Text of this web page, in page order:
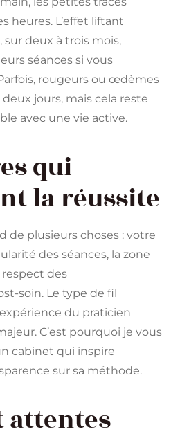
heures. L’effet liftant
sur deux à trois mois,
séances si vous
rougeurs ou œdèmes
jours, mais cela reste
avec une vie active.
qui
la réussite
de plusieurs choses : votre
des séances, la zone
des
soin. Le type de fil
du praticien
C’est pourquoi je vous
cabinet qui inspire
sur sa méthode.
attentes